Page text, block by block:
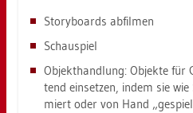
Sto­ry­boards ab­fil­men
Schau­spiel
Ob­jekt­hand­lung: Ob­jek­te
tend ein­set­zen, indem sie
miert oder von Hand